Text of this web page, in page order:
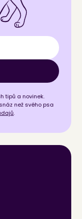
tipů a novinek.
než svého psa
.